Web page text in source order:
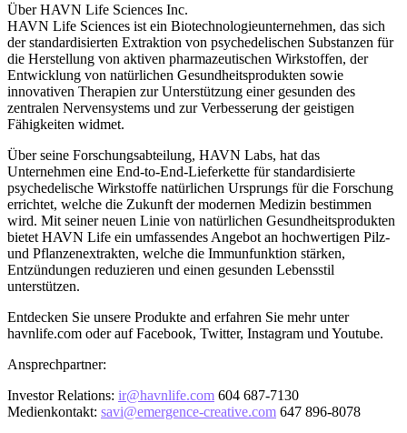
Über HAVN Life Sciences Inc.
HAVN Life Sciences ist ein Biotechnologieunternehmen, das sich
der standardisierten Extraktion von psychedelischen Substanzen für
die Herstellung von aktiven pharmazeutischen Wirkstoffen, der
Entwicklung von natürlichen Gesundheitsprodukten sowie
innovativen Therapien zur Unterstützung einer gesunden des
zentralen Nervensystems und zur Verbesserung der geistigen
Fähigkeiten widmet.
Über seine Forschungsabteilung, HAVN Labs, hat das
Unternehmen eine End-to-End-Lieferkette für standardisierte
psychedelische Wirkstoffe natürlichen Ursprungs für die Forschung
errichtet, welche die Zukunft der modernen Medizin bestimmen
wird. Mit seiner neuen Linie von natürlichen Gesundheitsprodukten
bietet HAVN Life ein umfassendes Angebot an hochwertigen Pilz-
und Pflanzenextrakten, welche die Immunfunktion stärken,
Entzündungen reduzieren und einen gesunden Lebensstil
unterstützen.
Entdecken Sie unsere Produkte and erfahren Sie mehr unter
havnlife.com oder auf Facebook, Twitter, Instagram und Youtube.
Ansprechpartner:
Investor Relations: ir@havnlife.com 604 687-7130
Medienkontakt: savi@emergence-creative.com 647 896-8078